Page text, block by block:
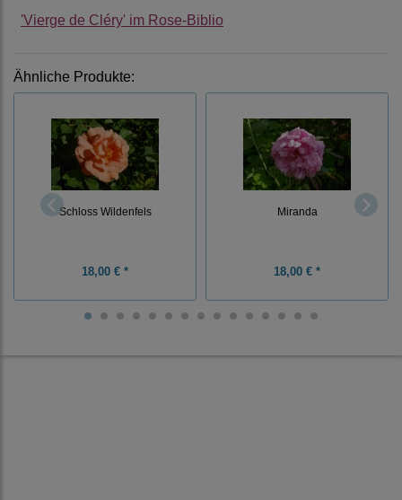
'Vierge de Cléry' im Rose-Biblio
Ähnliche Produkte:
Schloss Wildenfels
18,00 € *
Miranda
18,00 € *